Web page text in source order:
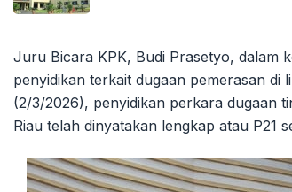
Juru Bicara KPK, Budi Prasetyo, dalam
penyidikan terkait dugaan pemerasan
(2/3/2026), penyidikan perkara dugaan
Riau telah dinyatakan lengkap atau P21